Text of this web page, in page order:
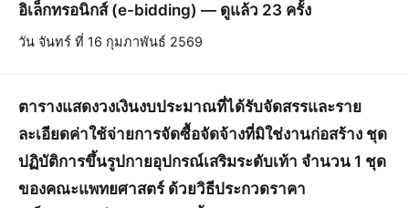
อิเล็กทรอนิกส์ (e-bidding) — ดูแล้ว 23 ครั้ง
วัน จันทร์ ที่ 16 กุมภาพันธ์ 2569
ตารางแสดงวงเงินงบประมาณที่ได้รับจัดสรรและราย
ละเอียดค่าใช้จ่ายการจัดซื้อจัดจ้างที่มิใช่งานก่อสร้าง ชุด
ปฏิบัติการขึ้นรูปกายอุปกรณ์เสริมระดับเท้า จำนวน 1 ชุด
ของคณะแพทยศาสตร์ ด้วยวิธีประกวดราคา